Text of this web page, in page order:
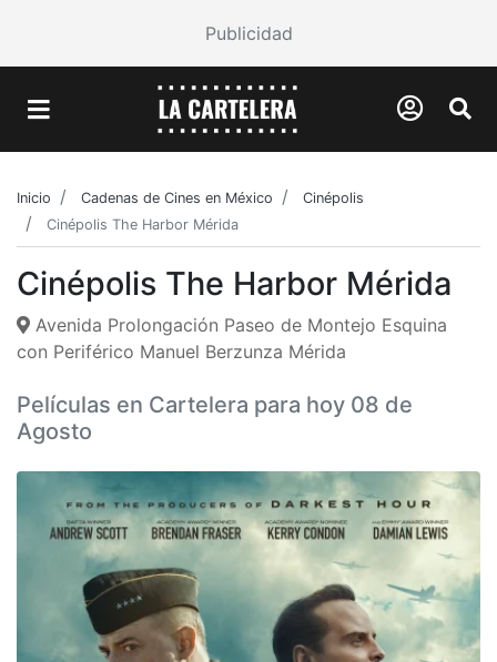
Publicidad
Inicio Cadenas de Cines en México
Cinépolis
Cinépolis The Harbor Mérida
Cinépolis The Harbor Mérida
Avenida Prolongación Paseo de Montejo Esquina
con Periférico Manuel Berzunza Mérida
Películas en Cartelera para hoy 08 de
Agosto